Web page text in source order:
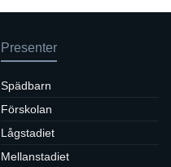
Presenter
Spädbarn
Förskolan
Lågstadiet
Mellanstadiet